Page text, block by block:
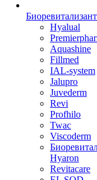
Hyalual
Aquashine
Fillmed
IAL-system
Jalupro
Juvederm
Revi
Profhilo
Twac
Viscoderm
Hyaron
Revitacare